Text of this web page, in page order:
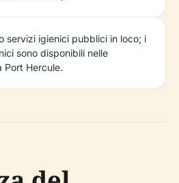
servizi igienici pubblici in loco; i
sono disponibili nelle
Port Hercule.